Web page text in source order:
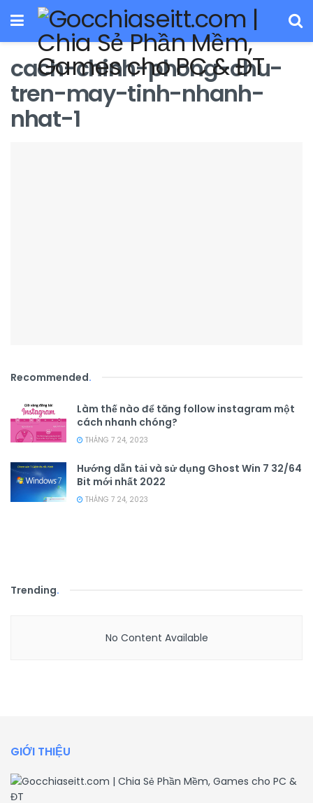
cach-chinh-phong-chu-
tren-may-tinh-nhanh-
nhat-1
Recommended.
Làm thế nào để tăng follow instagram một
cách nhanh chóng?
THÁNG 7 24, 2023
Hướng dẫn tải và sử dụng Ghost Win 7 32/64
Bit mới nhất 2022
THÁNG 7 24, 2023
Trending.
No Content Available
GIỚI THIỆU